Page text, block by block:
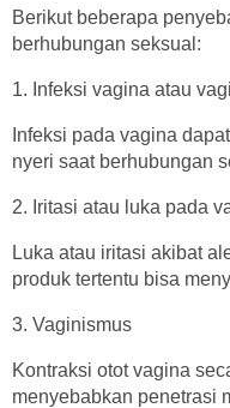
Berikut beberapa
berhubungan seksual:
1. Infeksi vagina atau
Infeksi pada vagina
nyeri saat berhubungan
2. Iritasi atau luka pada
Luka atau iritasi akibat
produk tertentu bisa
3. Vaginismus
Kontraksi otot vagina
menyebabkan penetrasi